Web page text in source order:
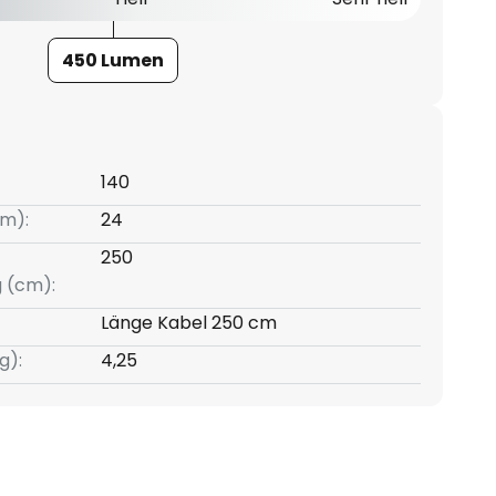
450 Lumen
140
24
(cm):
250
Länge Kabel 250 cm
4,25